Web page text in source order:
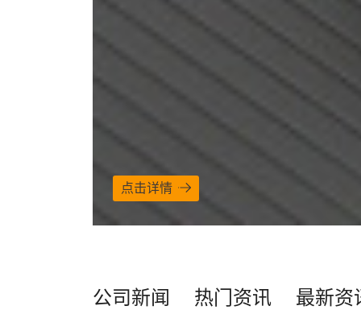
点击详情
公司新闻 热门资讯 最新资